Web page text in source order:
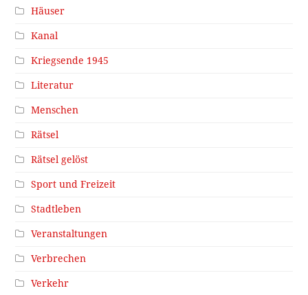
Häuser
Kanal
Kriegsende 1945
Literatur
Menschen
Rätsel
Rätsel gelöst
Sport und Freizeit
Stadtleben
Veranstaltungen
Verbrechen
Verkehr